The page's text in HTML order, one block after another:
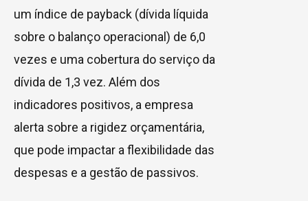
um índice de payback (dívida líquida
sobre o balanço operacional) de 6,0
vezes e uma cobertura do serviço da
dívida de 1,3 vez. Além dos
indicadores positivos, a empresa
alerta sobre a rigidez orçamentária,
que pode impactar a flexibilidade das
despesas e a gestão de passivos.